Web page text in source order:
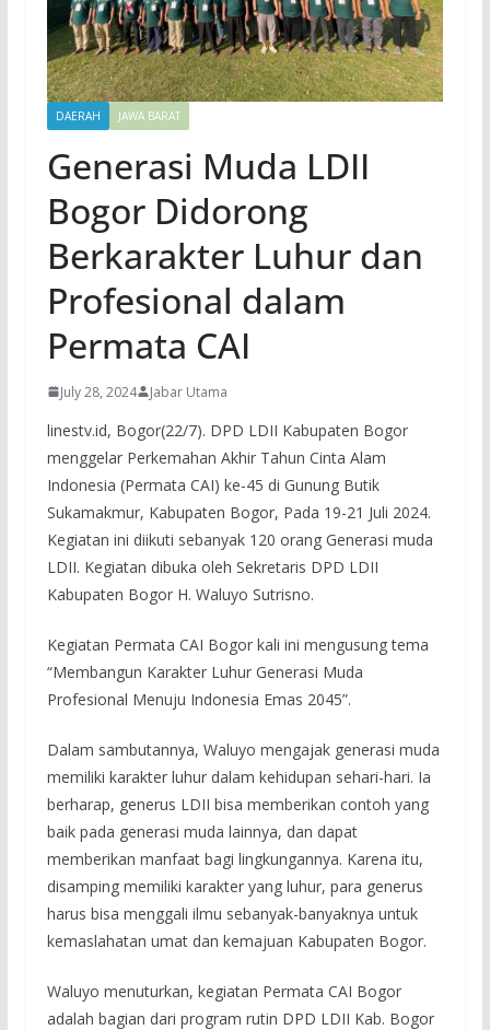
DAERAH JAWA BARAT
Generasi Muda LDII
Bogor Didorong
Berkarakter Luhur dan
Profesional dalam
Permata CAI
July 28, 2024 Jabar Utama
linestv.id, Bogor(22/7). DPD LDII Kabupaten Bogor
menggelar Perkemahan Akhir Tahun Cinta Alam
Indonesia (Permata CAI) ke-45 di Gunung Butik
Sukamakmur, Kabupaten Bogor, Pada 19-21 Juli 2024.
Kegiatan ini diikuti sebanyak 120 orang Generasi muda
LDII. Kegiatan dibuka oleh Sekretaris DPD LDII
Kabupaten Bogor H. Waluyo Sutrisno.
Kegiatan Permata CAI Bogor kali ini mengusung tema
“Membangun Karakter Luhur Generasi Muda
Profesional Menuju Indonesia Emas 2045”.
Dalam sambutannya, Waluyo mengajak generasi muda
memiliki karakter luhur dalam kehidupan sehari-hari. Ia
berharap, generus LDII bisa memberikan contoh yang
baik pada generasi muda lainnya, dan dapat
memberikan manfaat bagi lingkungannya. Karena itu,
disamping memiliki karakter yang luhur, para generus
harus bisa menggali ilmu sebanyak-banyaknya untuk
kemaslahatan umat dan kemajuan Kabupaten Bogor.
Waluyo menuturkan, kegiatan Permata CAI Bogor
adalah bagian dari program rutin DPD LDII Kab. Bogor